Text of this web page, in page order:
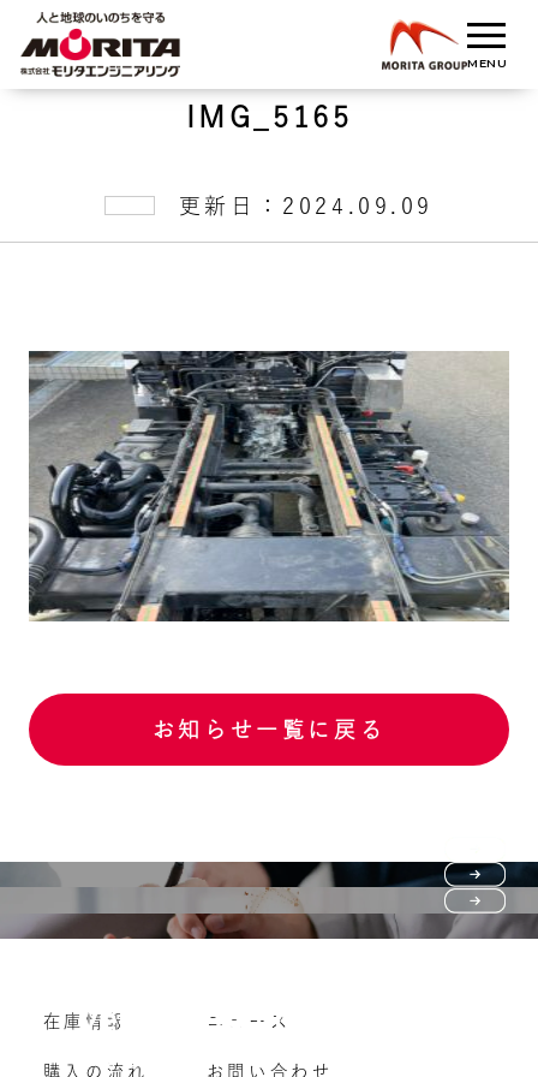
IMG_5165
更新日：2024.09.09
お知らせ一覧に戻る
購入の流れ
よくいただくご質問
Vehicle purchase
車両買い取り
在庫情報
購入の流れ
ニュース
お問い合わせ